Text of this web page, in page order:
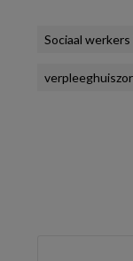
Sociaal